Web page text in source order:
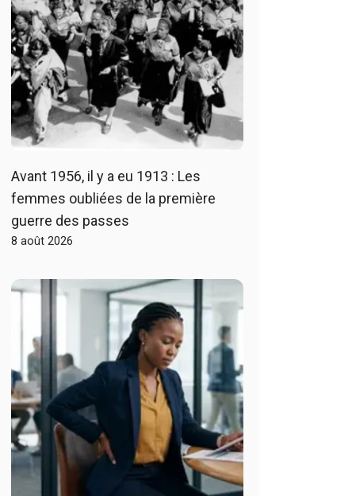
Avant 1956, il y a eu 1913 : Les
femmes oubliées de la première
guerre des passes
8 août 2026